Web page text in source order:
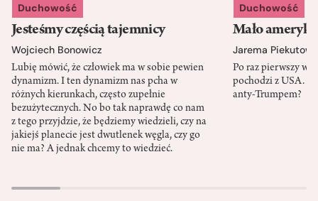
Duchowość
Jesteśmy częścią tajemnicy
Wojciech Bonowicz
Lubię mówić, że człowiek ma w sobie pewien
dynamizm. I ten dynamizm nas pcha w
różnych kierunkach, często zupełnie
bezużytecznych. No bo tak naprawdę co nam
z tego przyjdzie, że będziemy wiedzieli, czy na
jakiejś planecie jest dwutlenek węgla, czy go
nie ma? A jednak chcemy to wiedzieć.
Duchowość
Mało
Jarema
Po raz pierwszy w
pochodzi z USA.
anty-Trumpem?